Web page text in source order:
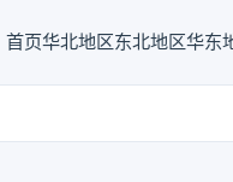
首页华北地区东北地区华东